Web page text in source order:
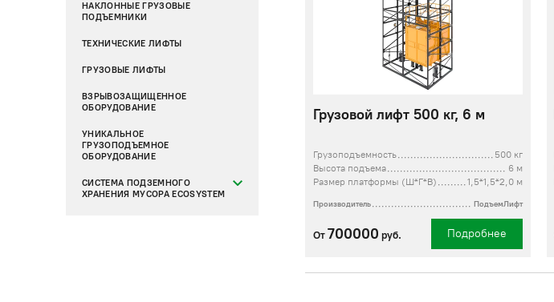
НАКЛОННЫЕ ГРУЗОВЫЕ
ПОДЪЕМНИКИ
ТЕХНИЧЕСКИЕ ЛИФТЫ
ГРУЗОВЫЕ ЛИФТЫ
ВЗРЫВОЗАЩИЩЕННОЕ
ОБОРУДОВАНИЕ
УНИКАЛЬНОЕ
ГРУЗОПОДЪЕМНОЕ
ОБОРУДОВАНИЕ
СИСТЕМА ПОДЗЕМНОГО
ХРАНЕНИЯ МУСОРА ECOSYSTEM
Грузовой лифт 500 кг, 6 м
Грузоподъемность
500 кг
Высота подъема
6 м
Размер платформы (Ш*Г*В)
1,5*1,5*2,0 м
Производитель ПодъемЛифт
От 700000 руб. Подробнее